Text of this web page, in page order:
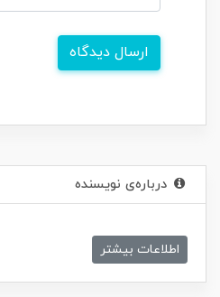
ارسال دیدگاه
درباره‌ی نویسنده
اطلاعات بیشتر